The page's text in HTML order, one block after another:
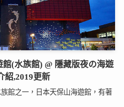
(水族館) @ 隱藏版夜の海遊
紹,2019更新
館之一，日本天保山海遊館，有著